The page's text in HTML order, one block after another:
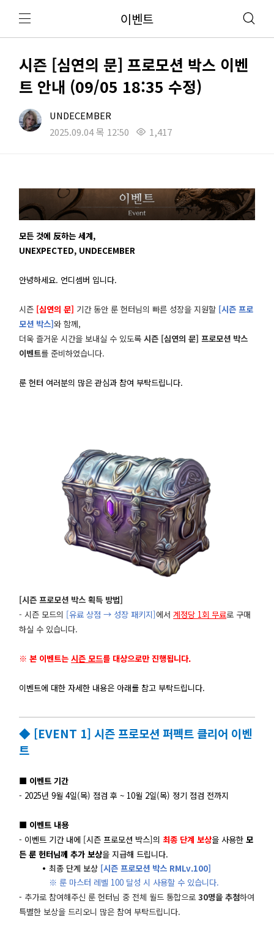
이벤트
시즌 [심연의 문] 프로모션 박스 이벤
트 안내 (09/05 18:35 수정)
UNDECEMBER
2025.09.04 목 12:50
1,417
모든 것에 反하는 세계,
UNEXPECTED, UNDECEMBER
안녕하세요. 언디셈버 입니다.
시즌 [심연의 문] 기간 동안 룬 헌터님의 빠른 성장을 지원할 [시즌 프로
모션 박스]와 함께,
더욱 즐거운 시간을 보내실 수 있도록시즌 [심연의 문] 프로모션 박스
이벤트를 준비하였습니다.
룬 헌터 여러분의 많은 관심과 참여 부탁드립니다.
[시즌 프로모션 박스 획득 방법]
- 시즌 모드의 [유료 상점 → 성장 패키지]에서계정당 1회 무료로 구매
하실 수 있습니다.
※ 본 이벤트는시즌 모드를 대상으로만 진행됩니다.
이벤트에 대한 자세한 내용은 아래를 참고 부탁드립니다.
◆ [EVENT 1] 시즌 프로모션 퍼펙트 클리어 이벤
트
■ 이벤트 기간
- 2025년 9월 4일(목) 점검 후 ~ 10월 2일(목) 정기 점검 전까지
■ 이벤트 내용
- 이벤트 기간 내에 [시즌 프로모션 박스]의 최종 단계 보상을 사용한모
든 룬 헌터님께 추가 보상을 지급해 드립니다.
최종 단계 보상 [시즌 프로모션 박스 RMLv.100]
※ 룬 마스터 레벨 100 달성 시 사용할 수 있습니다.
- 추가로 참여해주신 룬 헌터님 중 전체 월드 통합으로30명을 추첨하여
특별한 보상을 드리오니 많은 참여 부탁드립니다.